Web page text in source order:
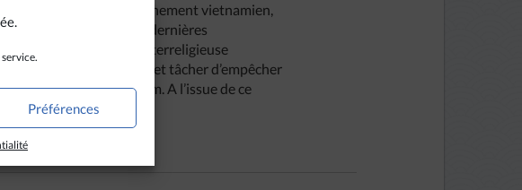
Préférences
par le chef du gouvernement vietnamien,
convenus. Une des dernières
à la délégation interreligieuse
religieuse du Vietnam et tâcher d’empêcher
de l’homme au Vietnam. A l’issue de ce
de lui (6).